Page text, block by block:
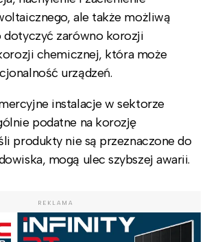
ale także możliwą
dotyczyć zarówno korozji
chemicznej, która może
urządzeń.
instalacje w sektorze
podatne na korozję
produkty nie są przeznaczone do
mogą ulec szybszej awarii.
REKLAMA